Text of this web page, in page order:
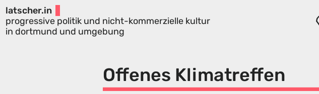
latscher.in
progressive politik und nicht-kommerzielle kultur
in dortmund und umgebung
Offenes Klimatreffen